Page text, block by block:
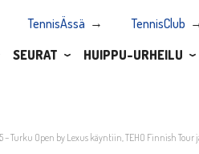
TennisÄssä TennisClub
SEURAT HUIPPU-URHEILU
Turku Open by Lexus käyntiin, TEHO Finnish Tour